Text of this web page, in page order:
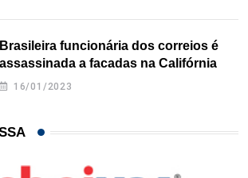
Brasileira funcionária dos correios é
assassinada a facadas na Califórnia
16/01/2023